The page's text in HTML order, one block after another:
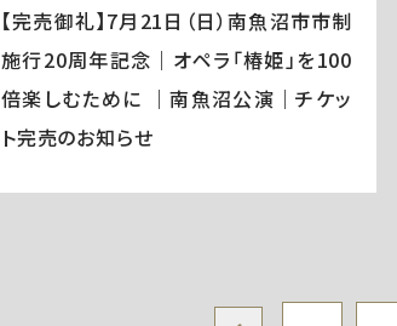
【完売御礼】7月21日（日）南魚沼市市制
施行20周年記念｜オペラ「椿姫」を100
倍楽しむために ｜南魚沼公演｜チケッ
ト完売のお知らせ